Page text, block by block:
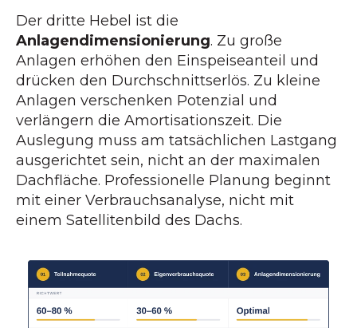
Der dritte Hebel ist die
Anlagendimensionierung. Zu große
Anlagen erhöhen den Einspeiseanteil und
drücken den Durchschnittserlös. Zu kleine
Anlagen verschenken Potenzial und
verlängern die Amortisationszeit. Die
Auslegung muss am tatsächlichen Lastgang
ausgerichtet sein, nicht an der maximalen
Dachfläche. Professionelle Planung beginnt
mit einer Verbrauchsanalyse, nicht mit
einem Satellitenbild des Dachs.